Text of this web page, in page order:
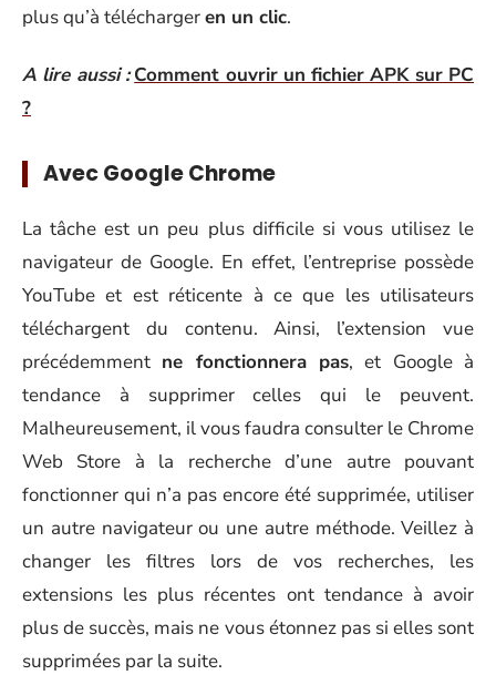
plus qu’à téléchargeren un clic.
A lire aussi : Comment ouvrir un fichier APK sur PC
?
Avec Google Chrome
La tâche est un peu plus difficile si vous utilisez le
navigateur de Google. En effet, l’entreprise possède
YouTube et est réticente à ce que les utilisateurs
téléchargent du contenu. Ainsi, l’extension vue
précédemment ne fonctionnera pas, et Google à
tendance à supprimer celles qui le peuvent.
Malheureusement, il vous faudra consulter le Chrome
Web Store à la recherche d’une autre pouvant
fonctionner qui n’a pas encore été supprimée, utiliser
un autre navigateur ou une autre méthode. Veillez à
changer les filtres lors de vos recherches, les
extensions les plus récentes ont tendance à avoir
plus de succès, mais ne vous étonnez pas si elles sont
supprimées par la suite.